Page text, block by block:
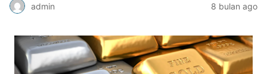
admin 8 bulan ago